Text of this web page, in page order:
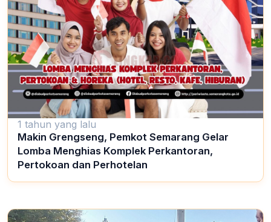
1 tahun yang lalu
Makin Grengseng, Pemkot Semarang Gelar
Lomba Menghias Komplek Perkantoran,
Pertokoan dan Perhotelan